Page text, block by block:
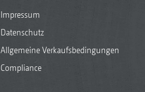
Impressum
Datenschutz
Allgemeine Verkaufsbedingungen
Compliance